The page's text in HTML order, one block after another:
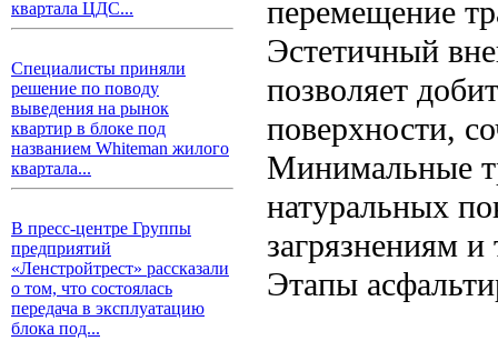
квартала ЦДС...
Специалисты приняли
решение по поводу
выведения на рынок
квартир в блоке под
названием Whiteman жилого
квартала...
В пресс-центре Группы
предприятий
«Ленстройтрест» рассказали
о том, что состоялась
передача в эксплуатацию
блока под...
перемещение
Эстетичный
позволяет
поверхности,
Минимальные
натуральных
загрязнениям
Этапы